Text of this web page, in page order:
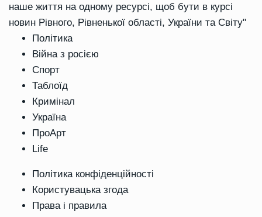
наше життя на одному ресурсі, щоб бути в курсі
новин Рівного, Рівненької області, України та Світу"
Політика
Війна з росією
Спорт
Таблоїд
Кримінал
Україна
ПроАрт
Life
Політика конфіденційності
Користувацька згода
Права і правила